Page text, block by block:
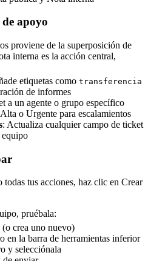
apoyo
proviene de la superposición de
interna es la acción central,
etiquetas como transferencia
de informes
a un agente o grupo específico
o Urgente para escalamientos
: Actualiza cualquier campo de ticket
equipo
tus acciones, haz clic en Crear
pruébala:
crea uno nuevo)
en la barra de herramientas inferior
y selecciónala